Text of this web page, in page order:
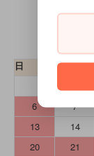
日 月
6
7
13
14
20
21